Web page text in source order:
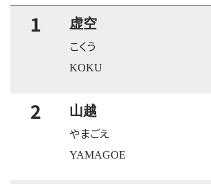
1 虚空
こくう
KOKU
2 山越
やまごえ
YAMAGOE